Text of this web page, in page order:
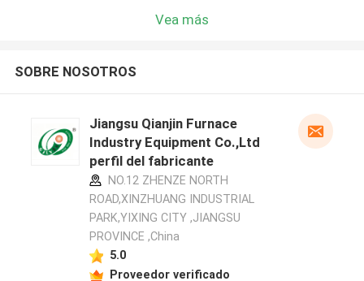
Vea más
SOBRE NOSOTROS
Jiangsu Qianjin Furnace
Industry Equipment Co.,Ltd
perfil del fabricante
NO.12 ZHENZE NORTH
ROAD,XINZHUANG INDUSTRIAL
PARK,YIXING CITY ,JIANGSU
PROVINCE ,China
5.0
Proveedor verificado